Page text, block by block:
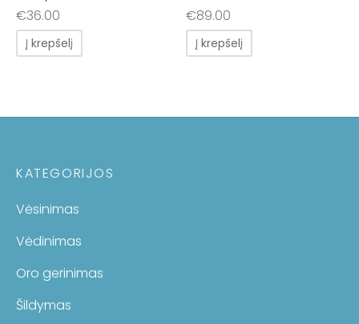
€36.00
Į krepšelį
€89.00
Į krepšelį
KATEGORIJOS
Vėsinimas
Vėdinimas
Oro gerinimas
Šildymas